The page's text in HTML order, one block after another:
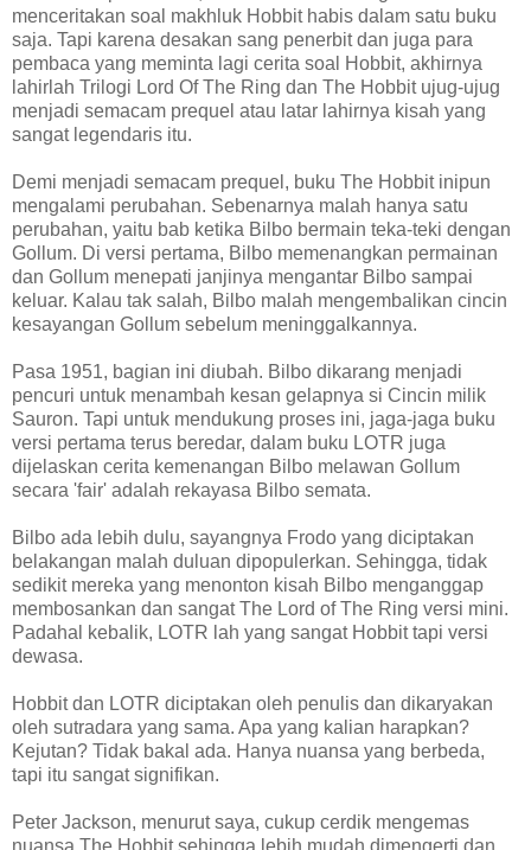
menceritakan soal makhluk Hobbit habis dalam satu buku
saja. Tapi karena desakan sang penerbit dan juga para
pembaca yang meminta lagi cerita soal Hobbit, akhirnya
lahirlah Trilogi Lord Of The Ring dan The Hobbit ujug-ujug
menjadi semacam prequel atau latar lahirnya kisah yang
sangat legendaris itu.
Demi menjadi semacam prequel, buku The Hobbit inipun
mengalami perubahan. Sebenarnya malah hanya satu
perubahan, yaitu bab ketika Bilbo bermain teka-teki dengan
Gollum. Di versi pertama, Bilbo memenangkan permainan
dan Gollum menepati janjinya mengantar Bilbo sampai
keluar. Kalau tak salah, Bilbo malah mengembalikan cincin
kesayangan Gollum sebelum meninggalkannya.
Pasa 1951, bagian ini diubah. Bilbo dikarang menjadi
pencuri untuk menambah kesan gelapnya si Cincin milik
Sauron. Tapi untuk mendukung proses ini, jaga-jaga buku
versi pertama terus beredar, dalam buku LOTR juga
dijelaskan cerita kemenangan Bilbo melawan Gollum
secara 'fair' adalah rekayasa Bilbo semata.
Bilbo ada lebih dulu, sayangnya Frodo yang diciptakan
belakangan malah duluan dipopulerkan. Sehingga, tidak
sedikit mereka yang menonton kisah Bilbo menganggap
membosankan dan sangat The Lord of The Ring versi mini.
Padahal kebalik, LOTR lah yang sangat Hobbit tapi versi
dewasa.
Hobbit dan LOTR diciptakan oleh penulis dan dikaryakan
oleh sutradara yang sama. Apa yang kalian harapkan?
Kejutan? Tidak bakal ada. Hanya nuansa yang berbeda,
tapi itu sangat signifikan.
Peter Jackson, menurut saya, cukup cerdik mengemas
nuansa The Hobbit sehingga lebih mudah dimengerti dan